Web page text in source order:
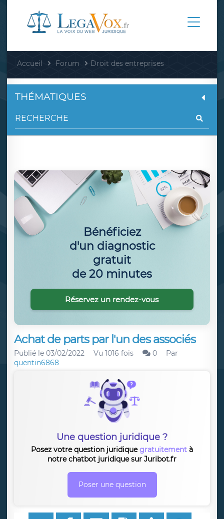
Accueil Forum Droit des entreprises
Achat de parts par l'un des associés
Publié le 03/02/2022 Vu 1016 fois 0
Par
quentin6868
Une question juridique ?
Posez votre question juridiquegratuitement à
notre chatbot juridique sur Juribot.fr
Poser une question
THÉMATIQUES
Bénéficiez
d'un diagnostic
gratuit
de 20 minutes
Réservez un rendez-vous